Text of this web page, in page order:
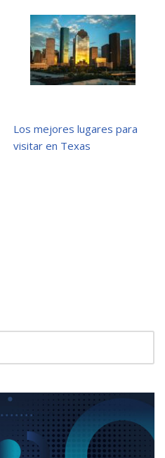
Los mejores lugares para
visitar en Texas